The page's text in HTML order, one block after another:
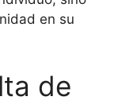
en su
de